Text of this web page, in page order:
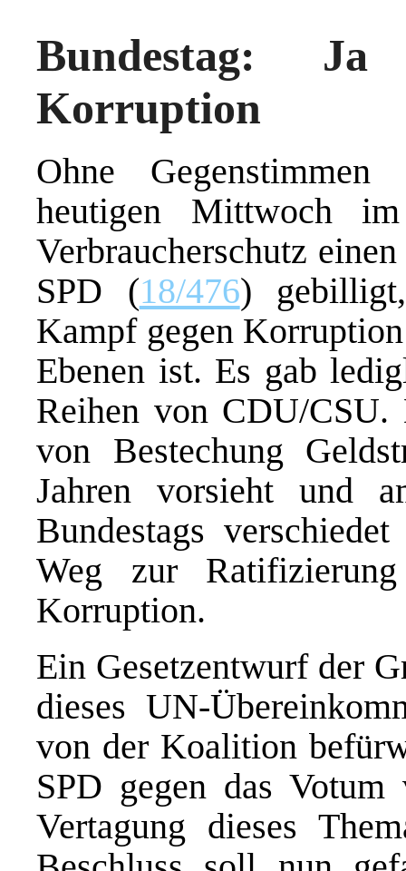
Bundestag:
Korruption
Ohne
heutigen Mittwoch
Verbraucherschutz
SPD (18/476)
Kampf gegen
Ebenen ist. Es gab
Reihen von CDU/CSU.
von Bestechung
Jahren vorsieht und
Bundestags
Weg zur
Korruption.
Ein Gesetzentwurf der
dieses UN-
von der Koalition
SPD gegen das
Vertagung dieses